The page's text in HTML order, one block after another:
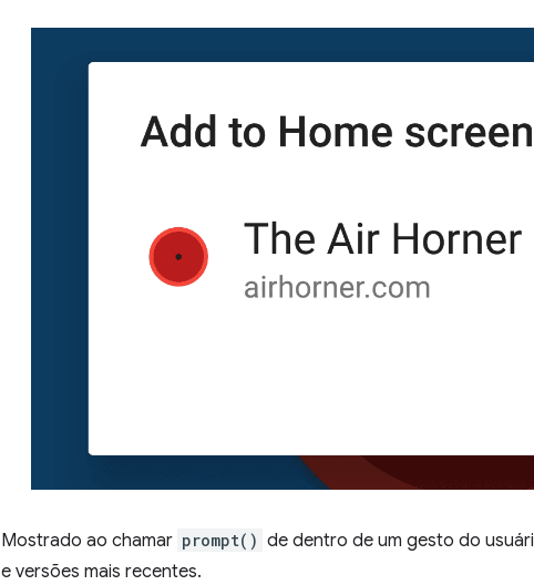
Mostrado ao chamar prompt() de dentro de um gesto do
e versões mais recentes.